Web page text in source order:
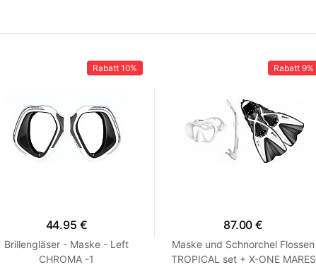
Rabatt 10%
44.95 €
Brillengläser - Maske - Left
CHROMA -1
Rabatt 9%
87.00 €
Maske und Schnorchel Flossen
TROPICAL set + X-ONE MARES